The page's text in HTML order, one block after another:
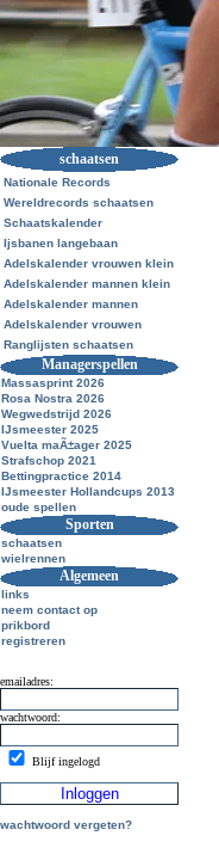
schaatsen
Nationale Records
Wereldrecords schaatsen
Schaatskalender
Ijsbanen langebaan
Adelskalender vrouwen klein
Adelskalender mannen klein
Adelskalender mannen
Adelskalender vrouwen
Ranglijsten schaatsen
Managerspellen
Massasprint 2026
Rosa Nostra 2026
Wegwedstrijd 2026
IJsmeester 2025
Vuelta maÃ±ager 2025
Strafschop 2021
Bettingpractice 2014
IJsmeester Hollandcups 2013
oude spellen
Sporten
schaatsen
wielrennen
Algemeen
links
neem contact op
prikbord
registreren
emailadres:
wachtwoord:
Blijf ingelogd
wachtwoord vergeten?